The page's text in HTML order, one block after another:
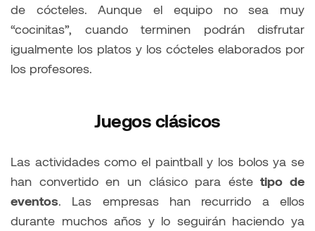
de cócteles. Aunque el equipo no sea muy
“cocinitas”, cuando terminen podrán disfrutar
igualmente los platos y los cócteles elaborados por
los profesores.
Juegos clásicos
Las actividades como el paintball y los bolos ya se
han convertido en un clásico para éstetipo de
eventos. Las empresas han recurrido a ellos
durante muchos años y lo seguirán haciendo ya